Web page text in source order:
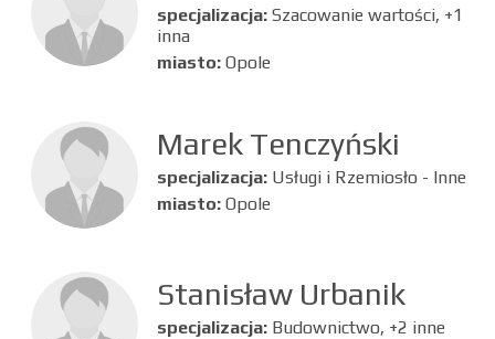
specjalizacja: Szacowanie wartości, +1
inna
miasto: Opole
Marek Tenczyński
specjalizacja: Usługi i Rzemiosło - Inne
miasto: Opole
Stanisław Urbanik
specjalizacja: Budownictwo, +2 inne